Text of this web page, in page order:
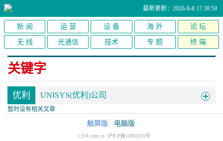
最新更新：2026-8-8 17:38:59
新 闻 运 营 设 备 海 外 论 坛
无 线 光通信 技术 专 题 终 端
关键字
优利 UNISYS(优利)公司
暂时没有相关文章
触屏版 电脑版
C114.com.cn 沪ICP备12002291号